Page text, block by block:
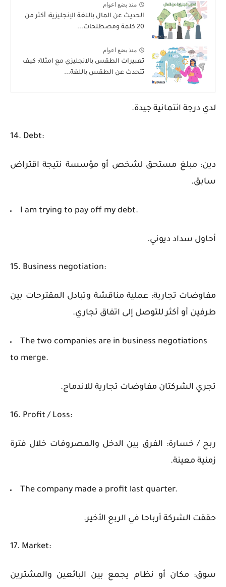
منذ بضع اعوام
الحديث عن المال باللغة الإنجليزية: أكثر من
20 كلمة ومصطلحات...
منذ بضع اعوام
تعبيرات الطقس بالانجليزي مع امثلة: كيف
تتحدث عن الطقس باللغة...
لدي درجة ائتمانية جيدة.
14. Debt:
دين: مبلغ مستحق لشخص أو مؤسسة نتيجة اقتراض
سابق.
I am trying to pay off my debt.
أحاول سداد ديوني.
15. Business negotiation:
مفاوضات تجارية: عملية مناقشة وتبادل المقترحات بين
طرفين أو أكثر للتوصل إلى اتفاق تجاري.
The two companies are in business negotiations
to merge.
تجري الشركتان مفاوضات تجارية للاندماج.
16. Profit / Loss:
ربح / خسارة: الفرق بين الدخل والمصروفات خلال فترة
زمنية معينة.
The company made a profit last quarter.
حققت الشركة أرباحا في الربع الأخير.
17. Market:
سوق: مكان أو نظام يجمع بين البائعين والمشترين